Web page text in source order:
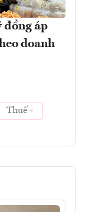
đồng áp
doanh
Thuế